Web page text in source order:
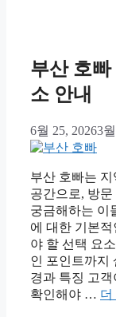
부산 호
소 안내
6월 25, 20263
부산 호빠는
공간으로, 방문
궁금해하는 이
에 대한 기본
야 할 선택 요
인 포인트까지
경과 특징 고객
확인해야 … 더